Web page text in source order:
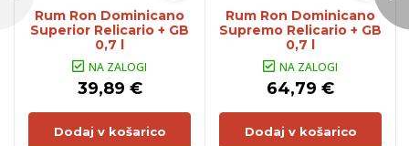
Rum Ron Dominicano
Superior Relicario + GB
0,7 l
NA ZALOGI
39,89 €
Dodaj v košarico
Rum Ron Dominicano
Supremo Relicario + GB
0,7 l
NA ZALOGI
64,79 €
Dodaj v košarico